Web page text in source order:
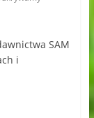
SAM
i